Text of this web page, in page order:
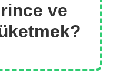
ve